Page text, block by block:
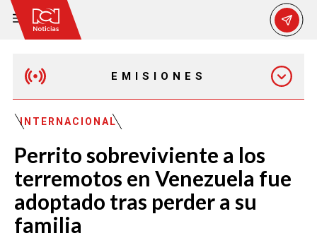
EMISIONES
MAÑANA EXPRESS
EMISIÓN 12:30 PM
EMISIÓN 7:00 PM
INTERNACIONAL
Perrito sobreviviente a los
terremotos en Venezuela fue
adoptado tras perder a su
familia